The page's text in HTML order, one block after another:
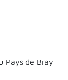
Pays de Bray